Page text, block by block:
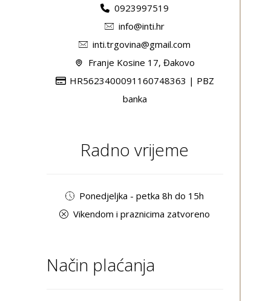
0923997519
info@inti.hr
inti.trgovina@gmail.com
Franje Kosine 17, Đakovo
HR5623400091160748363 | PBZ
banka
Radno vrijeme
Ponedjeljka - petka 8h do 15h
Vikendom i praznicima zatvoreno
Način plaćanja